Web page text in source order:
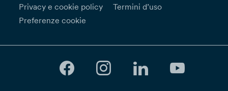
Privacy e cookie policy
Termini d’uso
Preferenze cookie